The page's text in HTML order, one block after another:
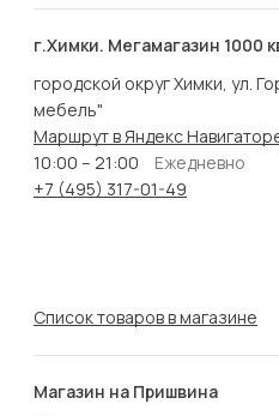
г.Химки. Мегамагазин 1000
городской округ Химки, ул.
мебель"
Маршрут в Яндекс
10:00 – 21:00
Ежедневно
+7 (495) 317-01-49
Список товаров в магазине
Магазин на Пришвина